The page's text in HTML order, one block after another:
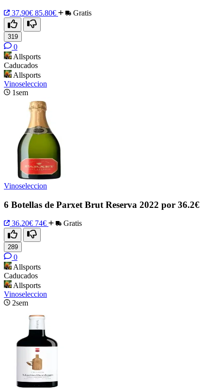
37.90€ 85.80€ Gratis
319
0
Allsports
Caducados
Allsports
Vinoseleccion
1sem
Vinoseleccion
6 Botellas de Parxet Brut Reserva 2022 por 36.2€
36.20€ 74€ Gratis
289
0
Allsports
Caducados
Allsports
Vinoseleccion
2sem